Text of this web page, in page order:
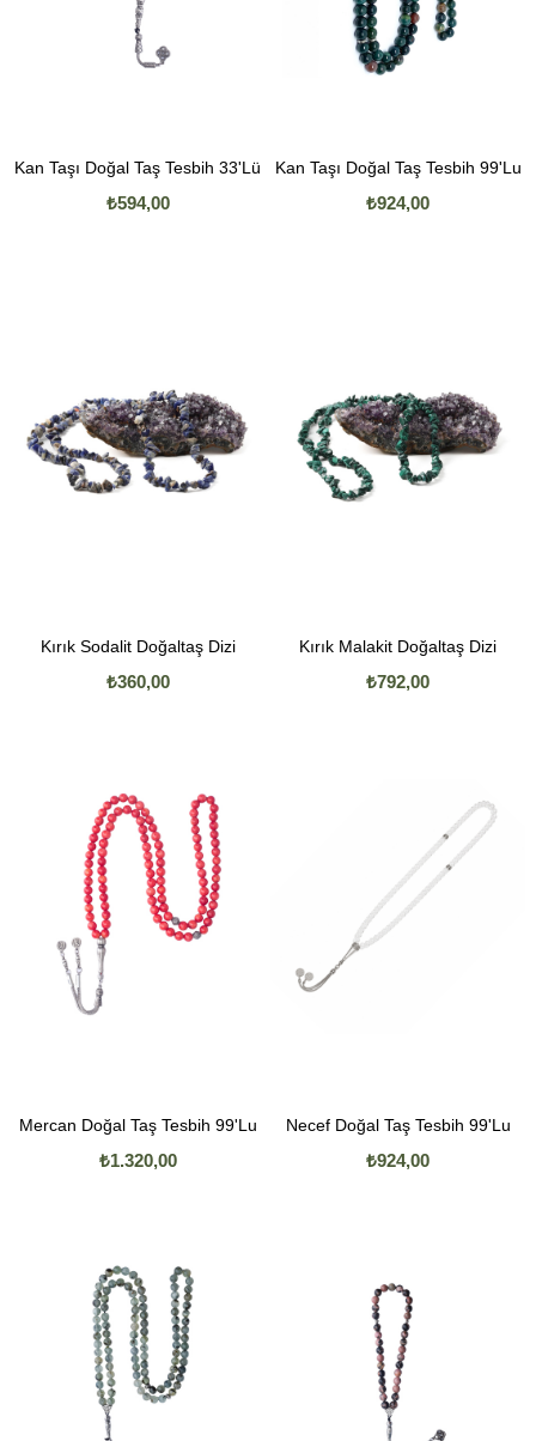
Kan Taşı Doğal Taş Tesbih 33'Lü
₺594,00
Kan Taşı Doğal Taş Tesbih 99'Lu
₺924,00
Kırık Sodalit Doğaltaş Dizi
₺360,00
Kırık Malakit Doğaltaş Dizi
₺792,00
Mercan Doğal Taş Tesbih 99'Lu
₺1.320,00
Necef Doğal Taş Tesbih 99'Lu
₺924,00